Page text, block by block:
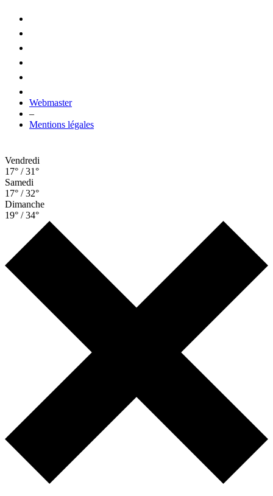
Webmaster
–
Mentions légales
Vendredi
17° / 31°
Samedi
17° / 32°
Dimanche
19° / 34°